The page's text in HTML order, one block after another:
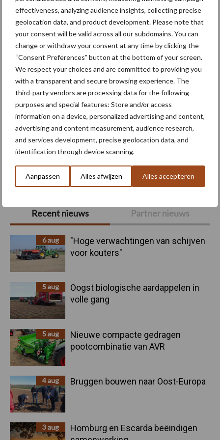
effectiveness, analyzing audience insights, collecting precise
geolocation data, and product development. Please note that
your consent will be valid across all our subdomains. You can
change or withdraw your consent at any time by clicking the
“Consent Preferences” button at the bottom of your screen.
We respect your choices and are committed to providing you
with a transparent and secure browsing experience. The
third-party vendors are processing data for the following
purposes and special features: Store and/or access
information on a device, personalized advertising and content,
advertising and content measurement, audience research,
and services development, precise geolocation data, and
identification through device scanning.
Aanpassen Alles afwijzen Alles accepteren
Primaire
Sidebar
Recent nieuws Partner nieuws
6 aug
"Hoge verwachtingen van schijven
voor kouters"
5 aug
Oogst biologische aardappelen in
volle gang
5 aug
Nieuwe compacte gedragen
pootcombinatie van AVR
4 aug Bruggen bouwen naar Oost-Europa
3 aug
Homburg en Escarda beëindigen
Themapagina's
Machines Duurzaamheid
Kunstmeststrooier Pootmachine
Toon meer